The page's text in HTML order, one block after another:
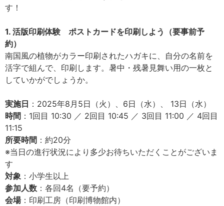
す！
1. 活版印刷体験 ポストカードを印刷しよう（要事前予
約）
南国風の植物がカラー印刷されたハガキに、自分の名前を
活字で組んで、印刷します。暑中・残暑見舞い用の一枚と
していかがでしょうか。
実施日 ：2025年8月5日（火）、6日（水）、 13日（水）
時間 ：1回目 10:30 ／ 2回目 10:45 ／ 3回目 11:00 ／ 4回目
11:15
所要時間 ：約20分
※当日の進行状況により多少お待ちいただくことがございま
す
対象 ：小学生以上
参加人数 ：各回4名（要予約）
会場：印刷工房（印刷博物館内）